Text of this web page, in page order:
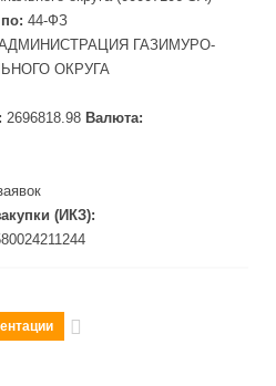
44-ФЗ
ГАЗИМУРО-
ОКРУГА
2696818.98 Валюта:
(ИКЗ):